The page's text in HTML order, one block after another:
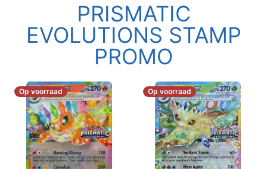
PRISMATIC
EVOLUTIONS STAMP
PROMO
Op voorraad Op voorraad